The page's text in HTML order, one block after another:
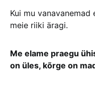
Kui mu
meie riiki äragi.
Me elame praegu
on üles, kõrge on